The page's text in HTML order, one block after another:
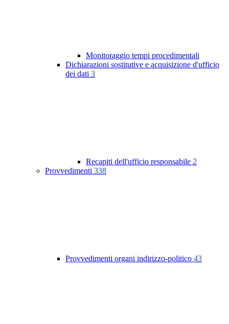
Monitoraggio tempi procedimentali
Dichiarazioni sostitutive e acquisizione d'ufficio
dei dati 3
Recapiti dell'ufficio responsabile 2
Provvedimenti 338
Provvedimenti organi indirizzo-politico 43